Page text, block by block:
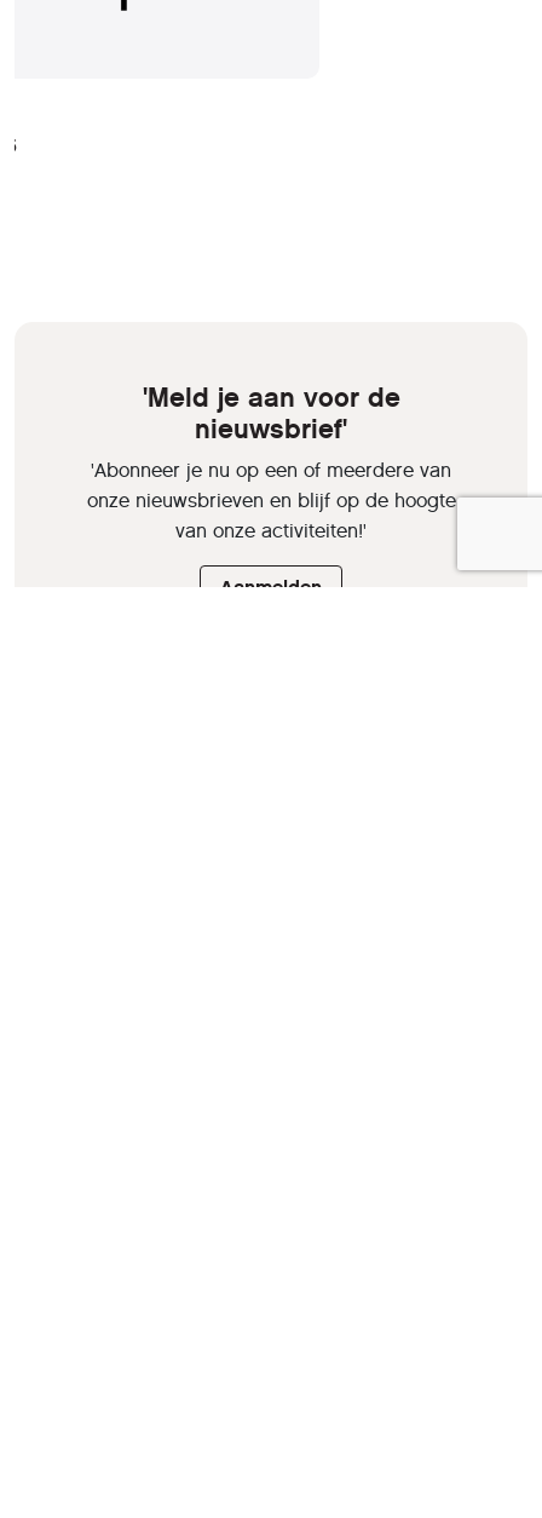
'Meld je aan voor de
nieuwsbrief'
'Abonneer je nu op een of meerdere van
onze nieuwsbrieven en blijf op de hoogte
van onze activiteiten!'
Aanmelden